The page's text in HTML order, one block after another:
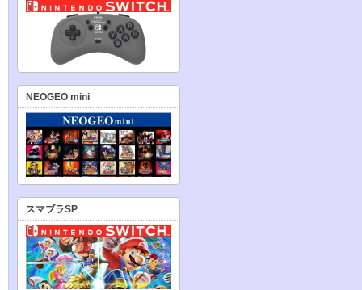
NEOGEO mini
スマブラSP